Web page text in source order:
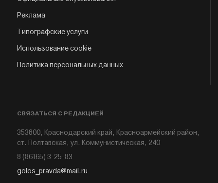
Реклама
Типографские услуги
Использование cookie
Политика персональных данных
СВЯЗАТЬСЯ С РЕДАКЦИЕЙ
353800, Краснодарский край, Красноармейский район,
ст. Полтавская, ул. Коммунистическая, 240
8 (86165) 3-25-83
golos_pravda@mail.ru